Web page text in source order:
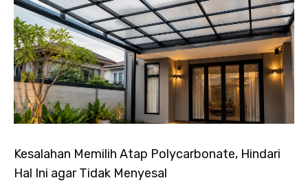
Kesalahan Memilih Atap Polycarbonate, Hindari
Hal Ini agar Tidak Menyesal